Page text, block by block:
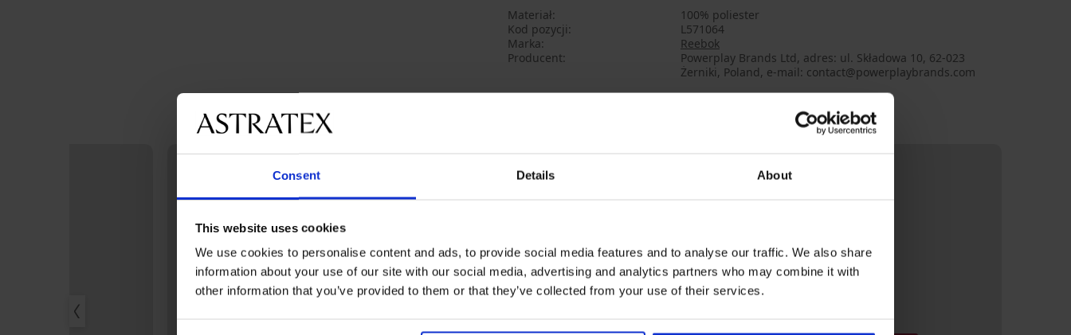
Consent Details About
This website uses cookies
We use cookies to personalise content and ads, to provide social media features and to analyse our traffic. We also share
information about your use of our site with our social media, advertising and analytics partners who may combine it with
other information that you’ve provided to them or that they’ve collected from your use of their services.
Materiał
100% poliester
Kod pozycji
L571064
Marka
Reebok
Producent
Powerplay Brands Ltd, adres: ul. Składowa 10, 62-023
Żerniki, Poland, e-mail: contact@powerplaybrands.com